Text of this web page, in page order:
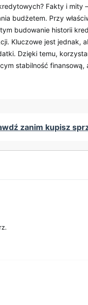
Fakty i mity
budżetem. Przy
budowanie historii
Kluczowe jest jednak,
Dzięki temu,
stabilność finansową,
zanim kupisz